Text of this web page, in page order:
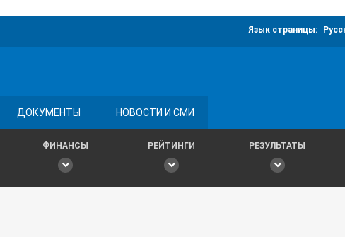
Язык страницы:
ДОКУМЕНТЫ НОВОСТИ И СМИ
ФИНАНСЫ РЕЙТИНГИ РЕЗУЛЬТАТЫ